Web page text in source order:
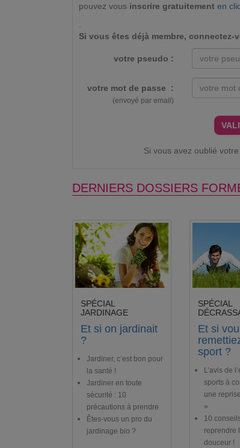
pouvez vous inscrire gratuitement en
Si vous êtes déjà membre, connectez-
votre pseudo :
votre mot de passe :
(envoyé par email)
Si vous avez oublié
DERNIERS DOSSIERS
SPÉCIAL
JARDINAGE
Et si on jardinait
?
Jardiner, c’est bon pour
la santé !
Jardiner en toute
sécurité : 10
précautions à prendre
Êtes-vous un pro du
jardinage bio ?
SPÉCIAL
Et si
sport ?
L’avis de
sports à
une
»
10
reprendre
douceur !